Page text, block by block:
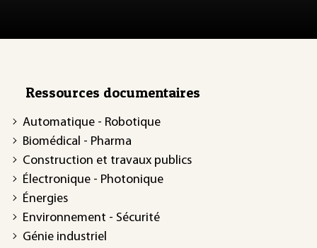
Ressources documentaires
Automatique - Robotique
Biomédical - Pharma
Construction et travaux publics
Électronique - Photonique
Énergies
Environnement - Sécurité
Génie industriel